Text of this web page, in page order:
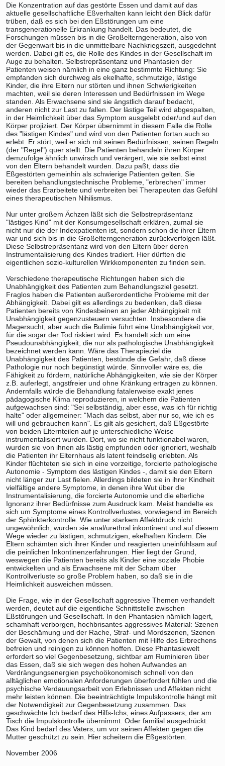
Die Konzentration auf das gestörte Essen und damit auf das
aktuelle gesellschaftliche Eßverhalten kann leicht den Blick dafür
trüben, daß es sich bei den Eßstörungen um eine
transgenerationelle Erkrankung handelt. Das bedeutet, die
Forschungen müssen bis in die Großelterngeneration, also von
der Gegenwart bis in die unmittelbare Nachkriegszeit, ausgedehnt
werden. Dabei gilt es, die Rolle des Kindes in der Gesellschaft im
Auge zu behalten. Selbstrepräsentanz und Phantasien der
Patienten weisen nämlich in eine ganz bestimmte Richtung: Sie
empfanden sich durchweg als ekelhafte, schmutzige, lästige
Kinder, die ihre Eltern nur störten und ihnen Schwierigkeiten
machten, weil sie deren Interessen und Bedürfnissen im Wege
standen. Als Erwachsene sind sie ängstlich darauf bedacht,
anderen nicht zur Last zu fallen. Der lästige Teil wird abgespalten,
in der Heimlichkeit über das Symptom ausgelebt oder/und auf den
Körper projiziert. Der Körper übernimmt in diesem Falle die Rolle
des "lästigen Kindes" und wird von den Patienten fortan auch so
erlebt. Er stört, weil er sich mit seinen Bedürfnissen, seinen Regeln
(der "Regel") quer stellt. Die Patienten behandeln ihren Körper
demzufolge ähnlich unwirsch und verärgert, wie sie selbst einst
von den Eltern behandelt wurden. Dazu paßt, dass die
Eßgestörten gemeinhin als schwierige Patienten gelten. Sie
bereiten behandlungstechnische Probleme, "erbrechen" immer
wieder das Erarbeitete und verbreiten bei Therapeuten das Gefühl
eines therapeutischen Nihilismus.
Nur unter großem Ächzen läßt sich die Selbstrepräsentanz
"lästiges Kind" mit der Konsumgesellschaft erklären, zumal sie
nicht nur die der Indexpatienten ist, sondern schon die ihrer Eltern
war und sich bis in die Großelterngeneration zurückverfolgen läßt.
Diese Selbstrepräsentanz wird von den Eltern über deren
Instrumentalisierung des Kindes tradiert. Hier dürften die
eigentlichen sozio-kulturellen Wirkkomponenten zu finden sein.
Verschiedene therapeutische Richtungen haben sich die
Unabhängigkeit des Patienten zum Behandlungsziel gesetzt.
Fraglos haben die Patienten außerordentliche Probleme mit der
Abhängigkeit. Dabei gilt es allerdings zu bedenken, daß diese
Patienten bereits von Kindesbeinen an jeder Abhängigkeit mit
Unabhängigkeit gegenzusteuern versuchten. Insbesondere die
Magersucht, aber auch die Bulimie führt eine Unabhängigkeit vor,
für die sogar der Tod riskiert wird. Es handelt sich um eine
Pseudounabhängigkeit, die nur als pathologische Unabhängigkeit
bezeichnet werden kann. Wäre das Therapieziel die
Unabhängigkeit des Patienten, bestünde die Gefahr, daß diese
Pathologie nur noch begünstigt würde. Sinnvoller wäre es, die
Fähigkeit zu fördern, natürliche Abhängigkeiten, wie sie der Körper
z.B. auferlegt, angstfreier und ohne Kränkung ertragen zu können.
Andernfalls würde die Behandlung fatalerweise exakt jenes
pädagogische Klima reproduzieren, in welchem die Patienten
aufgewachsen sind: "Sei selbständig, aber esse, was ich für richtig
halte" oder allgemeiner: "Mach das selbst, aber nur so, wie ich es
will und gebrauchen kann". Es gilt als gesichert, daß Eßgestörte
von beiden Elternteilen auf je unterschiedliche Weise
instrumentalisiert wurden. Dort, wo sie nicht funktionabel waren,
wurden sie von ihnen als lästig empfunden oder ignoriert, weshalb
die Patienten ihr Elternhaus als latent feindselig erlebten. Als
Kinder flüchteten sie sich in eine vorzeitige, forcierte pathologische
Autonomie - Symptom des lästigen Kindes -, damit sie den Eltern
nicht länger zur Last fielen. Allerdings bildeten sie in ihrer Kindheit
vielfältige andere Symptome, in denen ihre Wut über die
Instrumentalisierung, die forcierte Autonomie und die elterliche
Ignoranz ihrer Bedürfnisse zum Ausdruck kam. Meist handelte es
sich um Symptome eines Kontrollverlustes, vorwiegend im Bereich
der Sphinkterkontrolle. Wie unter starkem Affektdruck nicht
ungewöhnlich, wurden sie anal/urethral inkontinent und auf diesem
Wege wieder zu lästigen, schmutzigen, ekelhaften Kindern. Die
Eltern schämten sich ihrer Kinder und reagierten uneinfühlsam auf
die peinlichen Inkontinenzerfahrungen. Hier liegt der Grund,
weswegen die Patienten bereits als Kinder eine soziale Phobie
entwickelten und als Erwachsene mit der Scham über
Kontrollverluste so große Problem haben, so daß sie in die
Heimlichkeit ausweichen müssen.
Die Frage, wie in der Gesellschaft aggressive Themen verhandelt
werden, deutet auf die eigentliche Schnittstelle zwischen
Eßstörungen und Gesellschaft. In den Phantasien nämlich lagert,
schamhaft verborgen, hochbrisantes aggressives Material: Szenen
der Beschämung und der Rache, Straf- und Mordszenen, Szenen
der Gewalt, von denen sich die Patienten mit Hilfe des Erbrechens
befreien und reinigen zu können hoffen. Diese Phantasiewelt
erfordert so viel Gegenbesetzung, sichtbar am Ruminieren über
das Essen, daß sie sich wegen des hohen Aufwandes an
Verdrängungsenergien psychoökonomisch schnell von den
alltäglichen emotionalen Anforderungen überfordert fühlen und die
psychische Verdauungsarbeit von Erlebnissen und Affekten nicht
mehr leisten können. Die beeinträchtigte Impulskontrolle hängt mit
der Notwendigkeit zur Gegenbesetzung zusammen. Das
geschwächte Ich bedarf des Hilfs-Ichs, eines Aufpassers, der am
Tisch die Impulskontrolle übernimmt. Oder familial ausgedrückt:
Das Kind bedarf des Vaters, um vor seinen Affekten gegen die
Mutter geschützt zu sein. Hier scheitern die Eßgestörten.
November 2006